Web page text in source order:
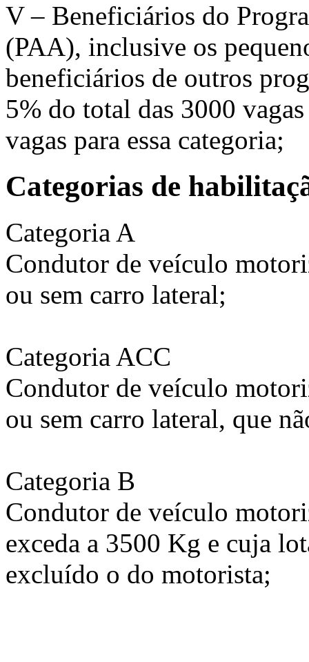
V – Beneficiários do
(PAA), inclusive os
beneficiários de outros
5% do total das 3000
vagas para essa categoria;
Categorias de
Categoria A
Condutor de veículo
ou sem carro lateral;
Categoria ACC
Condutor de veículo
ou sem carro lateral, que
Categoria B
Condutor de veículo
exceda a 3500 Kg e cuja
excluído o do motorista;